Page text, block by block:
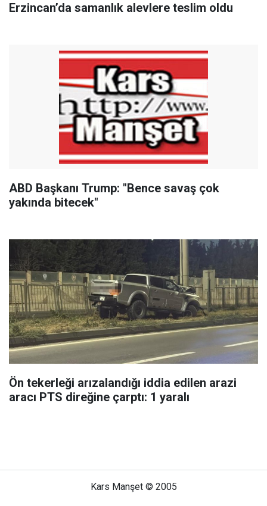
Erzincan’da samanlık alevlere teslim oldu
ABD Başkanı Trump: "Bence savaş çok
yakında bitecek"
Ön tekerleği arızalandığı iddia edilen arazi
aracı PTS direğine çarptı: 1 yaralı
Kars Manşet © 2005